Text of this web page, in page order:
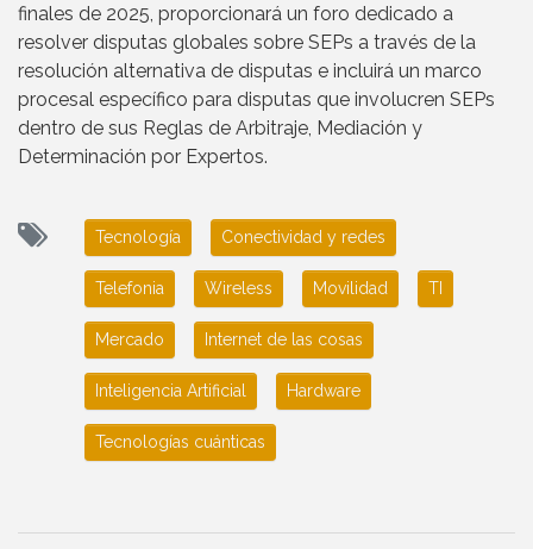
finales de 2025, proporcionará un foro dedicado a
resolver disputas globales sobre SEPs a través de la
resolución alternativa de disputas e incluirá un marco
procesal específico para disputas que involucren SEPs
dentro de sus Reglas de Arbitraje, Mediación y
Determinación por Expertos.
Tecnología Conectividad y redes
Telefonia Wireless Movilidad TI
Mercado Internet de las cosas
Inteligencia Artificial Hardware
Tecnologías cuánticas